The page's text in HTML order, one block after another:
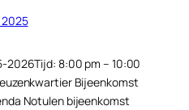
2026Tijd: 8:00 pm – 10:00
Bijeenkomst
Notulen bijeenkomst